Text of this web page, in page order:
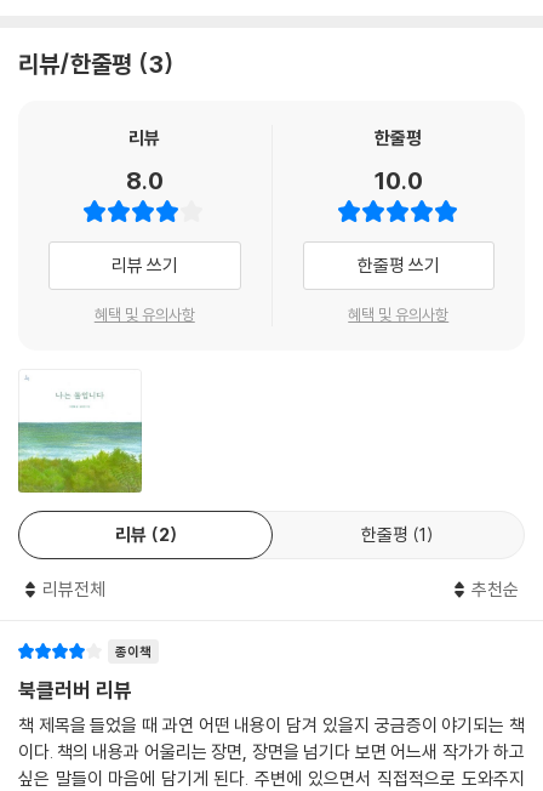
뜻한 눈길로 지켜봐 주는 친구들이 있다는 것을요. 이파리를 다 떨어뜨린
하늘을 반짝반짝 수놓은 별들이 늘 풀이 죽어 있는 바위를 토닥토닥 다독
망하거나 자신을 미워하지 말고 그때를 기다리라고 말해 줍니다. 친구들의
따뜻하고 진심 어린 위로 속에서 바위는 자신의 시간을 품을 수 있는 존재
가 되어 갑니다.
리뷰/한줄평 3
리뷰
8.0
리뷰 쓰기
혜택 및 유의사항
한줄평
10.0
한줄평 쓰기
혜택 및 유의사항
리뷰 2 한줄평 1
리뷰전체 추천순
종이책
북클러버 리뷰
책 제목을 들었을 때 과연 어떤 내용이 담겨 있을지 궁금증이 야기되는 책
이다. 책의 내용과 어울리는 장면, 장면을 넘기다 보면 어느새 작가가 하고
싶은 말들이 마음에 담기게 된다. 주변에 있으면서 직접적으로 도와주지